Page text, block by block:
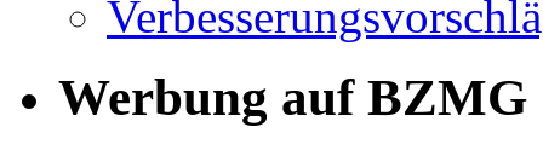
Werbung auf BZMG